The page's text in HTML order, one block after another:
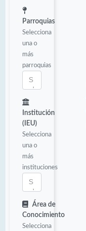
Parroquias
Selecciona
una o
más
parroquias
Institución
(IEU)
Selecciona
una o
más
instituciones
Área de
Conocimiento
Selecciona